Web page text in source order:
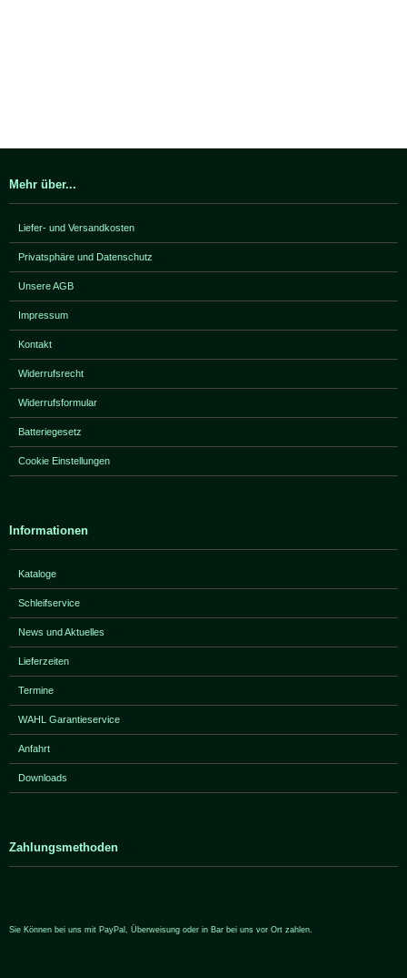
Mehr über...
Liefer- und Versandkosten
Privatsphäre und Datenschutz
Unsere AGB
Impressum
Kontakt
Widerrufsrecht
Widerrufsformular
Batteriegesetz
Cookie Einstellungen
Informationen
Kataloge
Schleifservice
News und Aktuelles
Lieferzeiten
Termine
WAHL Garantieservice
Anfahrt
Downloads
Zahlungsmethoden
Sie Können bei uns mit PayPal, Überweisung oder in Bar bei uns vor Ort zahlen.